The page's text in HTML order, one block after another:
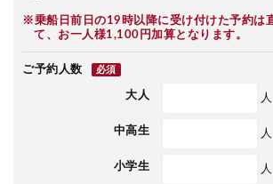
※乗船日前日の19時以降に受け付けた予約は
て、お一人様1,100円加算となります。
ご予約人数 必須
大人 人
中高生 人
小学生 人